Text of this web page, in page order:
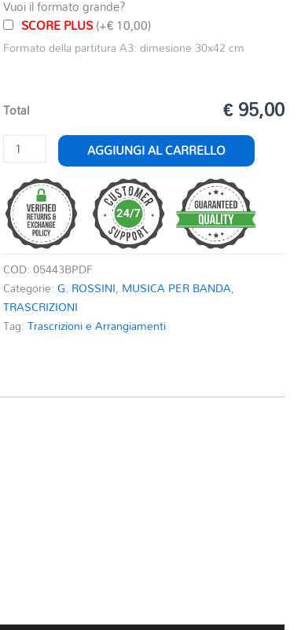
Vuoi il formato grande?
SCORE PLUS(+€ 10,00)
Formato della partitura A3: dimesione 30x42 cm
Total € 95,00
LA
CORONA
D'ITALIA
quantità
AGGIUNGI AL CARRELLO
COD:05443BPDF
Categorie:G. ROSSINI, MUSICA PER BANDA,
TRASCRIZIONI
Tag:Trascrizioni e Arrangiamenti